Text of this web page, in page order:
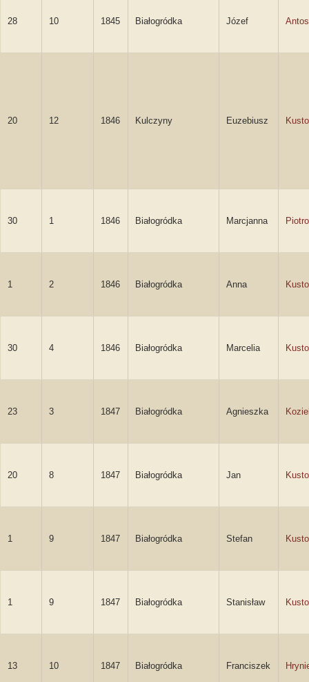
28 10 1845 Białogródka Józef
20 12 1846 Kulczyny Euzebiusz
30 1 1846 Białogródka Marcjanna
1 2 1846 Białogródka Anna
30 4 1846 Białogródka Marcelia
23 3 1847 Białogródka Agnieszka
20 8 1847 Białogródka Jan
1 9 1847 Białogródka Stefan
1 9 1847 Białogródka Stanisław
13 10 1847 Białogródka Franciszek